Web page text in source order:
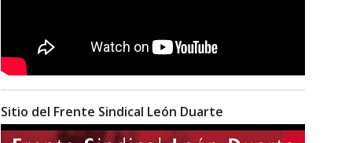
Sitio del Frente Sindical León Duarte